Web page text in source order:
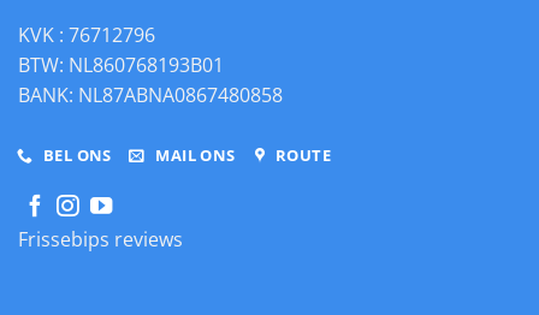
KVK : 76712796
BTW: NL860768193B01
BANK: NL87ABNA0867480858
BEL ONS MAIL ONS ROUTE
Frissebips reviews